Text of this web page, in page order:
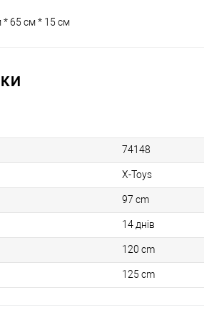
* 65 см * 15 см
74148
X-Toys
97 cm
14 днів
120 cm
125 cm